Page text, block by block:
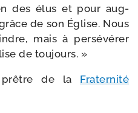
des élus et pour aug­
de son Église. Nous
mais à per­sé­vé­rer
de toujours. »
de la Fraternité